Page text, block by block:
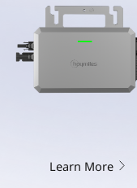
Learn More